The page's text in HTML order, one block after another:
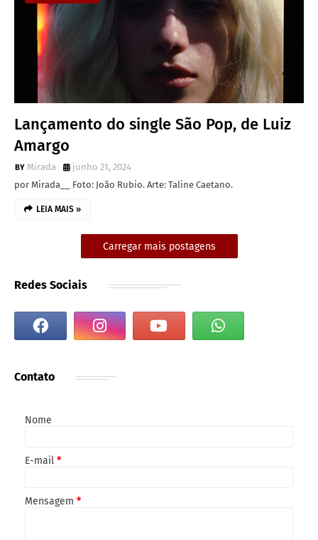
Lançamento do single São Pop, de Luiz
Amargo
Mirada
junho 21, 2024
por Mirada__ Foto: João Rubio. Arte: Taline Caetano.
LEIA MAIS »
Carregar mais postagens
Redes Sociais
Contato
Nome
E-mail *
Mensagem *